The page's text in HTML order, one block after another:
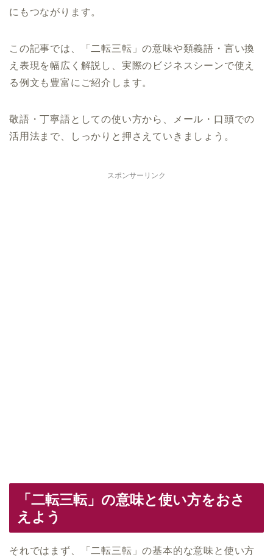
にもつながります。
この記事では、「二転三転」の意味や類義語・言い換
え表現を幅広く解説し、実際のビジネスシーンで使え
る例文も豊富にご紹介します。
敬語・丁寧語としての使い方から、メール・口頭での
活用法まで、しっかりと押さえていきましょう。
スポンサーリンク
「二転三転」の意味と使い方をおさ
えよう
それではまず、「二転三転」の基本的な意味と使い方